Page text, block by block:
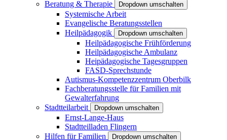
Beratung & Therapie
Dropdown umschalten
Systemische Arbeit
Evangelische Beratungsstellen
Heilpädagogik
Dropdown umschalten
Heilpädagogische Frühförderung
Heilpädagogische Ambulanz
Heipädagogische Tagesgruppen
FASD-Sprechstunde
Autismus-Kompetenzzentrum Oberbilk
Fachberatungsstelle für Familien mit
Gewalterfahrung
Stadtteilarbeit
Dropdown umschalten
Ernst-Lange-Haus
Stadtteilladen Flingern
Hilfen für Familien
Dropdown umschalten